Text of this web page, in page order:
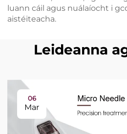
luann cáil agus nuálaíocht i
aistéiteacha.
Leideanna
06
Mar